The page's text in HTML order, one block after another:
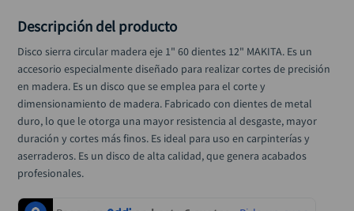
Descripción del producto
Disco sierra circular madera eje 1" 60 dientes 12" MAKITA. Es un
accesorio especialmente diseñado para realizar cortes de precisión
en madera. Es un disco que se emplea para el corte y
dimensionamiento de madera. Fabricado con dientes de metal
duro, lo que le otorga una mayor resistencia al desgaste, mayor
duración y cortes más finos. Es ideal para uso en carpinterías y
aserraderos. Es un disco de alta calidad, que genera acabados
profesionales.
taladro inalámbrico
alicate